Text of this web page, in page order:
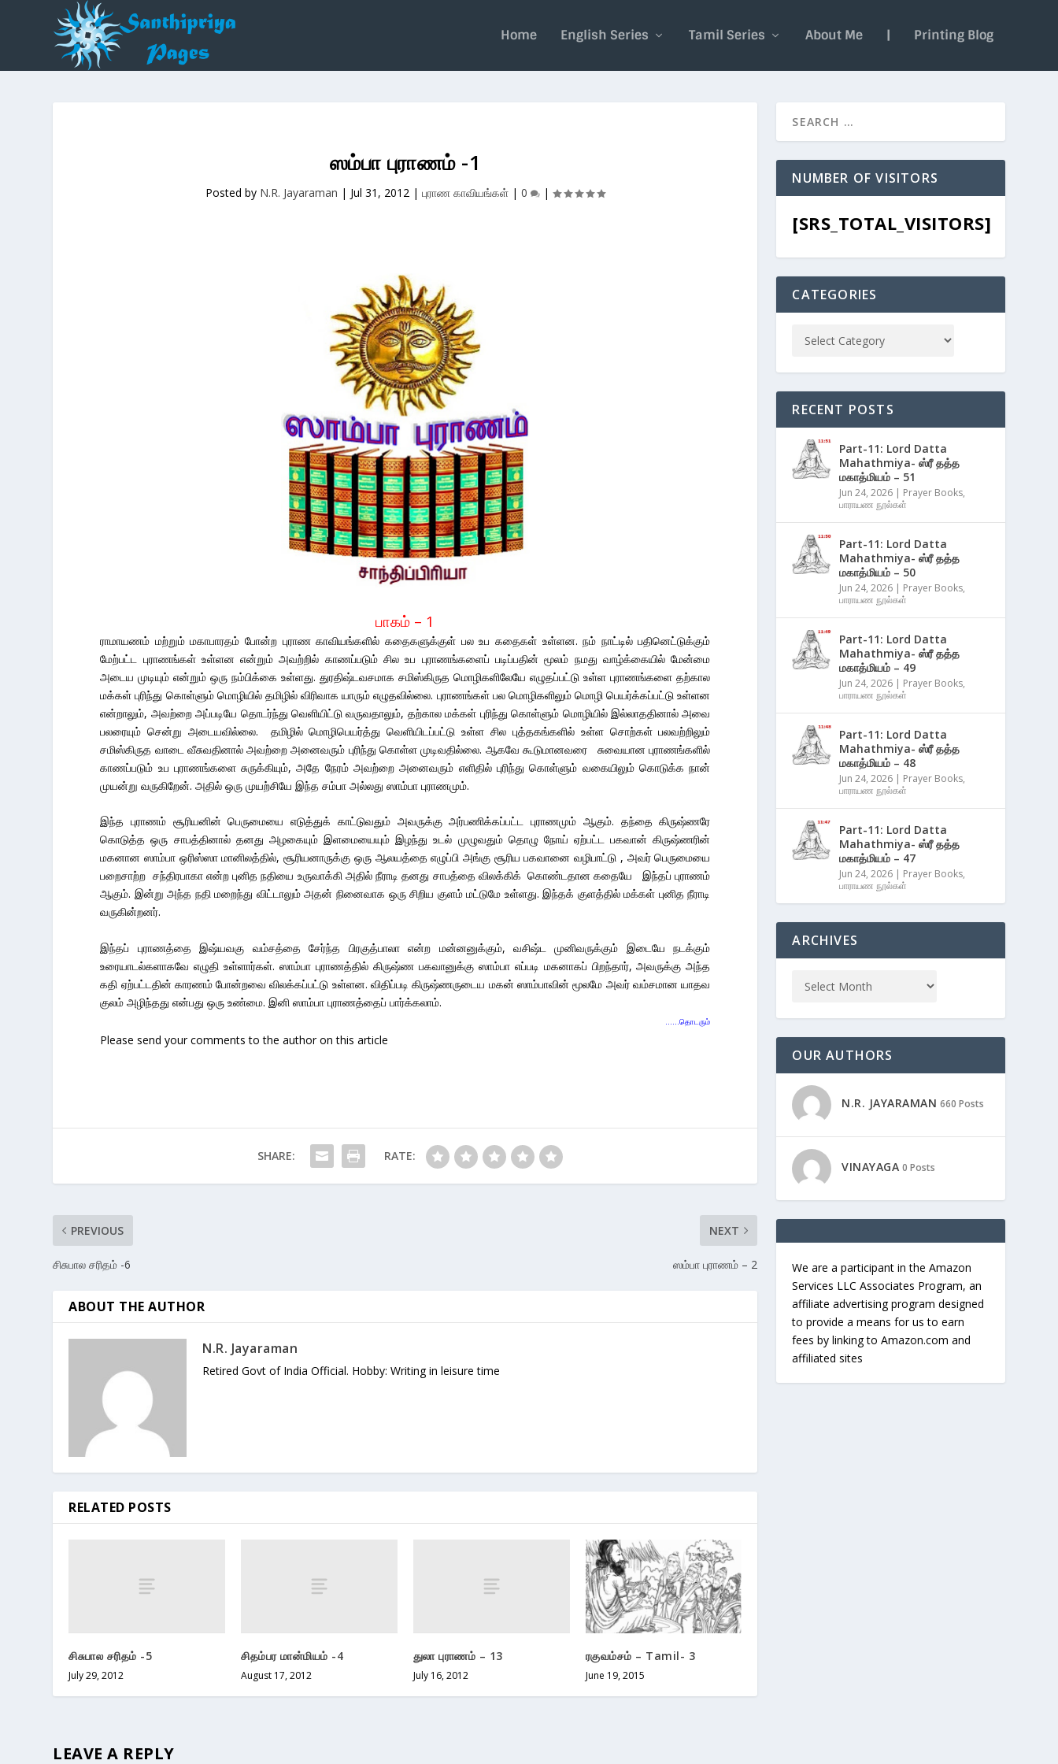
Home English Series Tamil Series About Me | Printing Blog
ஸம்பா புராணம் -1
Posted by N.R. Jayaraman | Jul 31, 2012 |புராண காவியங்கள் |0 |
பாகம் – 1
ராமாயணம் மற்றும் மகாபாரதம் போன்ற புராண காவியங்களில் கதைகளுக்குள் பல உப கதைகள் உள்ளன. நம் நாட்டில் பதினெட்டுக்கும்
மேற்பட்ட புராணங்கள் உள்ளன என்றும் அவற்றில் காணப்படும் சில உப புராணங்களைப் படிப்பதின் மூலம் நமது வாழ்க்கையில் மேன்மை
அடைய முடியும் என்றும் ஒரு நம்பிக்கை உள்ளது. துரதிஷ்டவசமாக சமிஸ்கிருத மொழிகளிலேயே எழுதப்பட்டு உள்ள புராணங்களை தற்கால
மக்கள் புரிந்து கொள்ளும் மொழியில் தமிழில் விரிவாக யாரும் எழுதவில்லை. புராணங்கள் பல மொழிகளிலும் மொழி பெயர்க்கப்பட்டு உள்ளன
என்றாலும், அவற்றை அப்படியே தொடர்ந்து வெளியிட்டு வருவதாலும், தற்கால மக்கள் புரிந்து கொள்ளும் மொழியில் இல்லாததினால் அவை
பலரையும் சென்று அடையவில்லை. தமிழில் மொழிபெயர்த்து வெளியிடப்பட்டு உள்ள சில புத்தகங்களில் உள்ள சொற்கள் பலவற்றிலும்
சமிஸ்கிருத வாடை வீசுவதினால் அவற்றை அனைவரும் புரிந்து கொள்ள முடிவதில்லை. ஆகவே கூடுமானவரை சுவையான புராணங்களில்
காணப்படும் உப புராணங்களை சுருக்கியும், அதே நேரம் அவற்றை அனைவரும் எளிதில் புரிந்து கொள்ளும் வகையிலும் கொடுக்க நான்
முயன்று வருகிறேன். அதில் ஒரு முயற்சியே இந்த சம்பா அல்லது ஸாம்பா புராணமும்.
இந்த புராணம் சூரியனின் பெருமையை எடுத்துக் காட்டுவதும் அவருக்கு அர்பணிக்கப்பட்ட புராணமும் ஆகும். தந்தை கிருஷ்ணரே
கொடுத்த ஒரு சாபத்தினால் தனது அழகையும் இளமையையும் இழந்து உடல் முழுவதும் தொழு நோய் ஏற்பட்ட பகவான் கிருஷ்ணரின்
மகனான ஸாம்பா ஒரிஸ்ஸா மானிலத்தில், சூரியனாருக்கு ஒரு ஆலயத்தை எழுப்பி அங்கு சூரிய பகவானை வழிபாட்டு , அவர் பெருமையை
பறைசாற்ற சந்திரபாகா என்ற புனித நதியை உருவாக்கி அதில் நீராடி தனது சாபத்தை விலக்கிக் கொண்டதான கதையே இந்தப் புராணம்
ஆகும். இன்று அந்த நதி மறைந்து விட்டாலும் அதன் நினைவாக ஒரு சிறிய குளம் மட்டுமே உள்ளது. இந்தக் குளத்தில் மக்கள் புனித நீராடி
வருகின்றனர்.
இந்தப் புராணத்தை இஷ்யவகு வம்சத்தை சேர்ந்த பிரகுத்பாலா என்ற மன்னனுக்கும், வசிஷ்ட முனிவருக்கும் இடையே நடக்கும்
உரையாடல்களாகவே எழுதி உள்ளார்கள். ஸாம்பா புராணத்தில் கிருஷ்ண பகவானுக்கு ஸாம்பா எப்படி மகனாகப் பிறந்தார், அவருக்கு அந்த
கதி ஏற்பட்டதின் காரணம் போன்றவை விலக்கப்பட்டு உள்ளன. விதிப்படி கிருஷ்ணருடைய மகன் ஸாம்பாவின் மூலமே அவர் வம்சமான யாதவ
குலம் அழிந்தது என்பது ஒரு உண்மை. இனி ஸாம்பா புராணத்தைப் பார்க்கலாம்.
……தொடரும்
Please send your comments to the author on this article
SHARE: RATE:
PREVIOUS
சிசுபால சரிதம் -6
NEXT
ஸம்பா புராணம் – 2
ABOUT THE AUTHOR
N.R. Jayaraman
Retired Govt of India Official. Hobby: Writing in leisure time
RELATED POSTS
சிசுபால சரிதம் -5
July 29, 2012
சிதம்பர மான்மியம் -4
August 17, 2012
துலா புராணம் – 13
July 16, 2012
ரகுவம்சம் – Tamil- 3
June 19, 2015
LEAVE A REPLY
NUMBER OF VISITORS
[SRS_TOTAL_VISITORS]
CATEGORIES
RECENT POSTS
Part-11: Lord Datta
Mahathmiya- ஸ்ரீ தத்த
மகாத்மியம் – 51
Jun 24, 2026 | Prayer Books,
பாராயண நூல்கள்
Part-11: Lord Datta
Mahathmiya- ஸ்ரீ தத்த
மகாத்மியம் – 50
Jun 24, 2026 | Prayer Books,
பாராயண நூல்கள்
Part-11: Lord Datta
Mahathmiya- ஸ்ரீ தத்த
மகாத்மியம் – 49
Jun 24, 2026 | Prayer Books,
பாராயண நூல்கள்
Part-11: Lord Datta
Mahathmiya- ஸ்ரீ தத்த
மகாத்மியம் – 48
Jun 24, 2026 | Prayer Books,
பாராயண நூல்கள்
Part-11: Lord Datta
Mahathmiya- ஸ்ரீ தத்த
மகாத்மியம் – 47
Jun 24, 2026 | Prayer Books,
பாராயண நூல்கள்
ARCHIVES
OUR AUTHORS
N.R. JAYARAMAN 660 Posts
VINAYAGA 0 Posts
We are a participant in the Amazon
Services LLC Associates Program, an
affiliate advertising program designed
to provide a means for us to earn
fees by linking to Amazon.com and
affiliated sites